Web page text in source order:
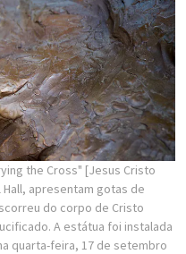
the Cross" [Jesus Cristo
apresentam gotas de
do corpo de Cristo
A estátua foi instalada
quarta-feira, 17 de setembro